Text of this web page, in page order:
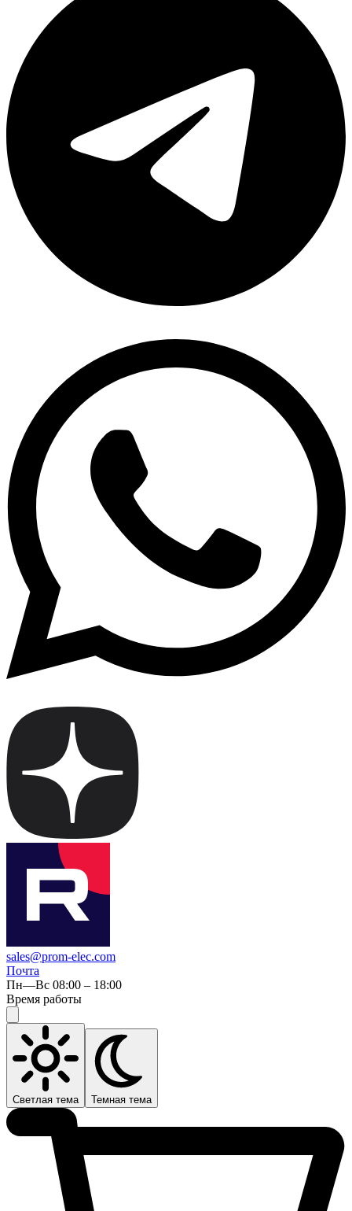
sales@prom-elec.com
Почта
Пн—Вс 08:00 – 18:00
Время работы
Светлая тема Темная тема